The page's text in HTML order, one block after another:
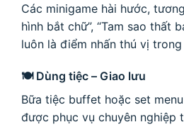
Các minigame hài hước,
hình bắt chữ”, “Tam sao thất
luôn là điểm nhấn thú vị trong
🍽 Dùng tiệc – Giao lưu
Bữa tiệc buffet hoặc set
được phục vụ chuyên nghiệp